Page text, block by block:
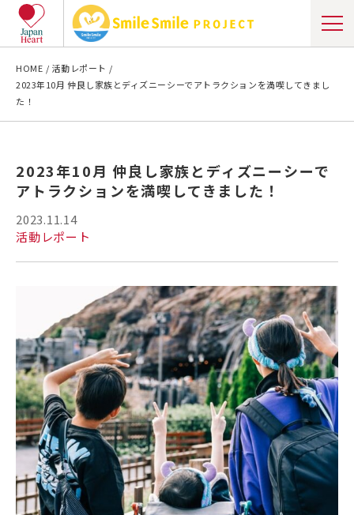
HOME
活動レポート
2023年10月 仲良し家族とディズニーシーでアトラクションを満喫してきまし
た！
2023年10月 仲良し家族とディズニーシーで
アトラクションを満喫してきました！
2023.11.14
活動レポート